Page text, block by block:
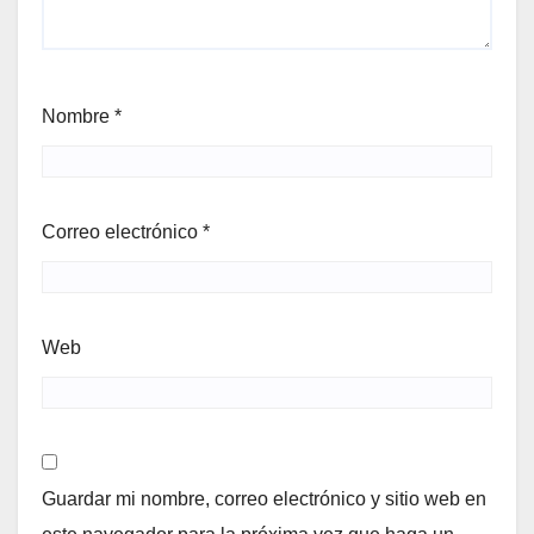
Nombre *
Correo electrónico *
Web
Guardar mi nombre, correo electrónico y sitio web en